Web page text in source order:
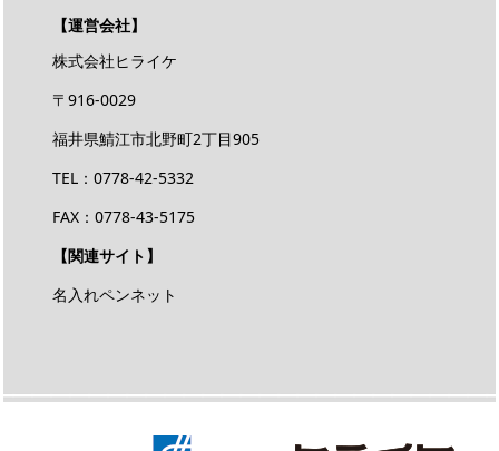
【運営会社】
株式会社ヒライケ
〒916-0029
福井県鯖江市北野町2丁目905
TEL：0778-42-5332
FAX：0778-43-5175
【関連サイト】
名入れペンネット